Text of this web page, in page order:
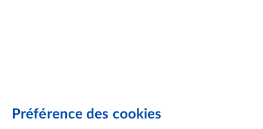
Préférence des cookies